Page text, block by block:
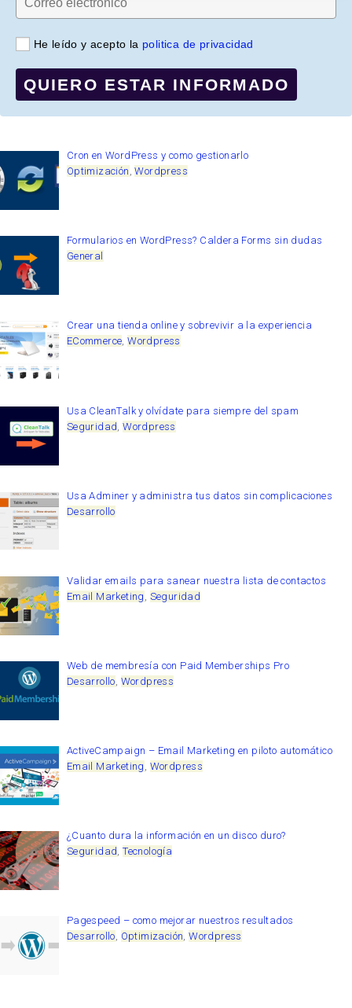
He leído y acepto la politica de privacidad
QUIERO ESTAR INFORMADO
Cron en WordPress y como gestionarlo
Optimización ,Wordpress
Formularios en WordPress? Caldera Forms sin dudas
General
Crear una tienda online y sobrevivir a la experiencia
ECommerce,Wordpress
Usa CleanTalk y olvídate para siempre del spam
Seguridad ,Wordpress
Usa Adminer y administra tus datos sin complicaciones
Desarrollo
Validar emails para sanear nuestra lista de contactos
Email Marketing Seguridad
Web de membresía con Paid Memberships Pro
Desarrollo, Wordpress
ActiveCampaign – Email Marketing en piloto automático
Email Marketing , Wordpress
¿Cuanto dura la información en un disco duro?
Seguridad,Tecnología
Pagespeed – como mejorar nuestros resultados
Desarrollo, Optimización,Wordpress